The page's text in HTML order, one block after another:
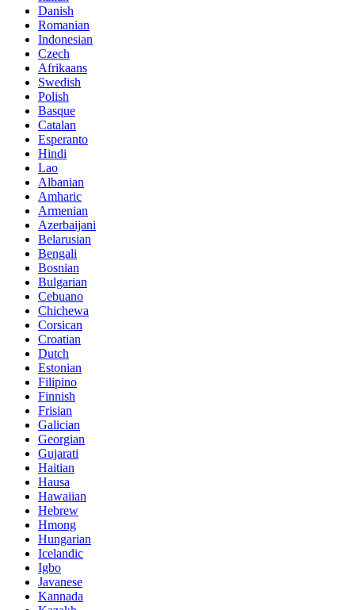
Danish
Romanian
Indonesian
Czech
Afrikaans
Swedish
Polish
Basque
Catalan
Esperanto
Hindi
Lao
Albanian
Amharic
Armenian
Azerbaijani
Belarusian
Bengali
Bosnian
Bulgarian
Cebuano
Chichewa
Corsican
Croatian
Dutch
Estonian
Filipino
Finnish
Frisian
Galician
Georgian
Gujarati
Haitian
Hausa
Hawaiian
Hebrew
Hmong
Hungarian
Icelandic
Igbo
Javanese
Kannada